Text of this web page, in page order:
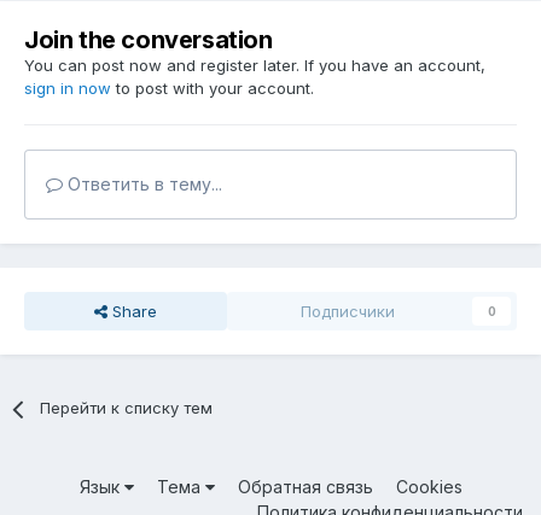
Join the conversation
You can post now and register later. If you have an account,
sign in now to post with your account.
Ответить в тему...
Share Подписчики 0
Перейти к списку тем
Язык Тема Обратная связь
Cookies